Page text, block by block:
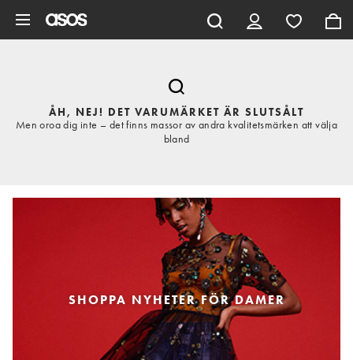
ÅH, NEJ! DET VARUMÄRKET ÄR SLUTSÅLT
Men oroa dig inte – det finns massor av andra kvalitetsmärken att välja
bland
SHOPPA NYHETER FÖR DAMER